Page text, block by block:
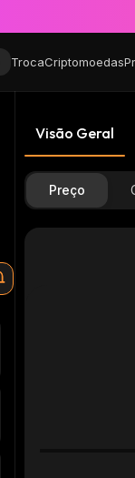
TrocaCriptomoedas
Visão Geral
Preço